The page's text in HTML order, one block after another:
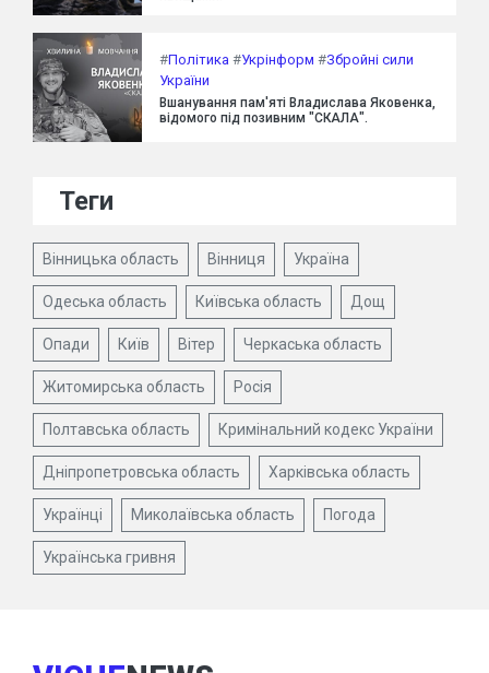
#Політика #Укрінформ #Збройні сили
України
Вшанування пам'яті Владислава Яковенка,
відомого під позивним "СКАЛА".
Теги
Вінницька область Вінниця Україна
Одеська область Київська область Дощ
Опади Київ Вітер Черкаська область
Житомирська область Росія
Полтавська область Кримінальний кодекс України
Дніпропетровська область Харківська область
Українці Миколаївська область Погода
Українська гривня